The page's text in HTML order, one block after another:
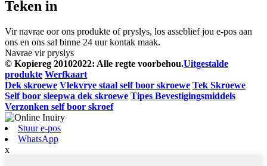
Teken in
Vir navrae oor ons produkte of pryslys, los asseblief jou e-pos aan
ons en ons sal binne 24 uur kontak maak.
Navrae vir pryslys
© Kopiereg 20102022: Alle regte voorbehou.Uitgestalde
produkte Werfkaart
Dek skroewe Vlekvrye staal self boor skroewe Tek Skroewe
Self boor sleepwa dek skroewe Tipes Bevestigingsmiddels
Verzonken self boor skroef
Stuur e-pos
WhatsApp
x